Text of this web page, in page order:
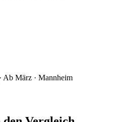
· Ab März · Mannheim